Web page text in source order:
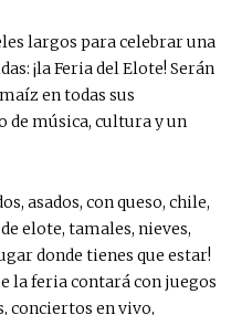
largos para celebrar una
¡la Feria del Elote! Serán
en todas sus
de música, cultura y un
asados, con queso, chile,
elote, tamales, nieves,
donde tienes que estar!
la feria contará con juegos
conciertos en vivo,